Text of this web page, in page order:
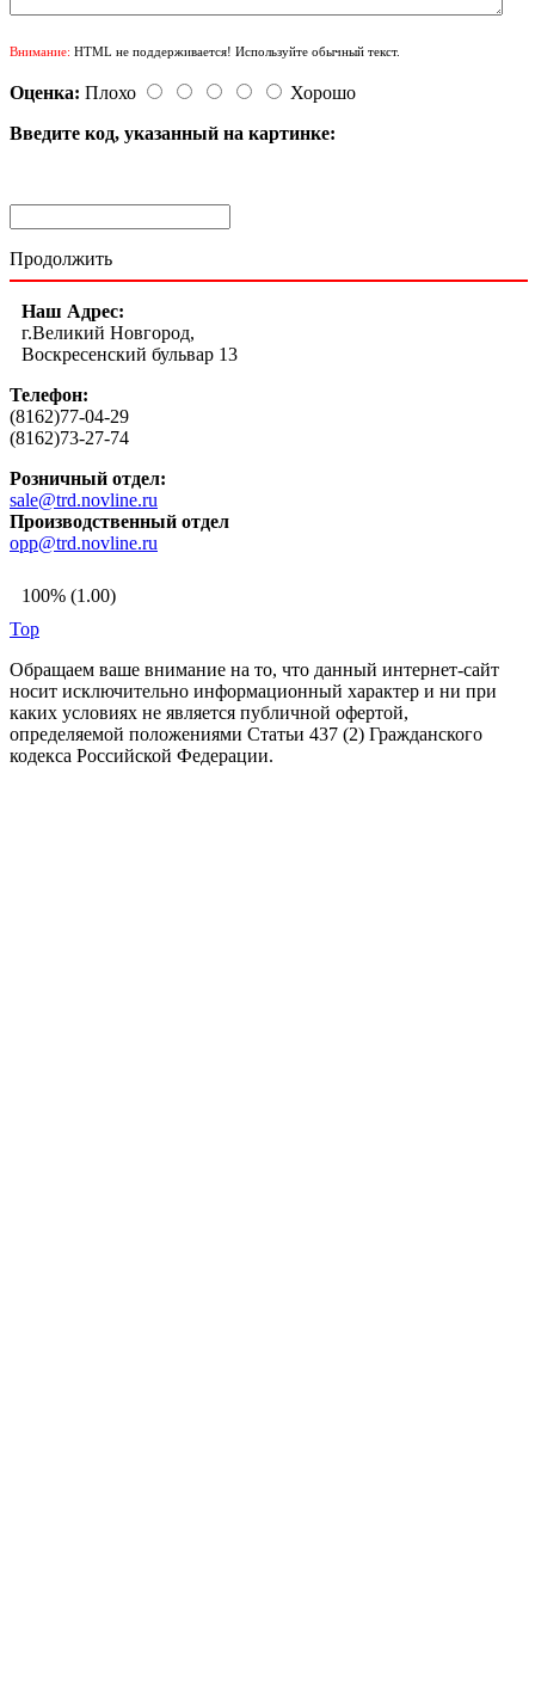
Внимание: HTML не поддерживается! Используйте обычный текст.
Оценка: Плохо
Хорошо
Введите код, указанный на картинке:
Продолжить
Наш Адрес:
г.Великий Новгород,
Воскресенский бульвар 13
Телефон:
(8162)77-04-29
(8162)73-27-74
Розничный отдел:
sale@trd.novline.ru
Производственный отдел
opp@trd.novline.ru
100% (1.00)
Top
Обращаем ваше внимание на то, что данный интернет-сайт
носит исключительно информационный характер и ни при
каких условиях не является публичной офертой,
определяемой положениями Статьи 437 (2) Гражданского
кодекса Российской Федерации.